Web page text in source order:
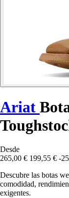
Ariat
Desde
265,00 € 199,55 € -
Descubre las botas
comodidad,
exigentes.